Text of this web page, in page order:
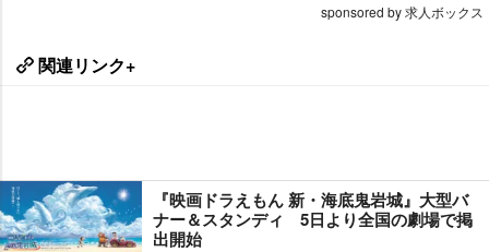
sponsored by 求人ボックス
関連リンク+
『映画ドラえもん 新・海底鬼岩城』大型バ
ナー＆スタンディ 5日より全国の劇場で掲
出開始